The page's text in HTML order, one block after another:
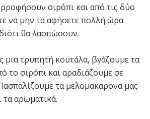
σιρόπι και από τις δύο
να μην τα αφήσετε πολλή ώρα
θα λασπώσουν.
μια τρυπητή κουτάλα, βγάζουμε τα
το σιρόπι και αραδιάζουμε σε
τα μελομακαρονα μας
τα αρωματικά.